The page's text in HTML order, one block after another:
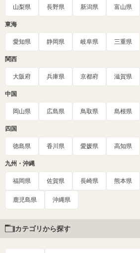
山梨県 長野県 新潟県 富山県
東海
愛知県 静岡県 岐阜県 三重県
関西
大阪府 兵庫県 京都府 滋賀県
中国
岡山県 広島県 鳥取県 島根県
四国
徳島県 香川県 愛媛県 高知県
九州・沖縄
福岡県 佐賀県 長崎県 熊本県
鹿児島県 沖縄県
カテゴリから探す